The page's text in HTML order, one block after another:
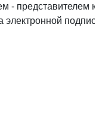
- представителем